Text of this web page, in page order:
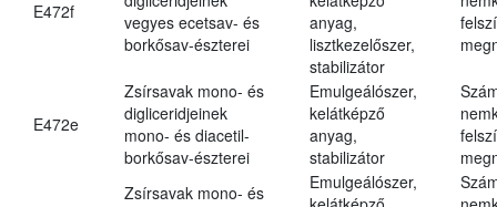
E472f
vegyes ecetsav- és
borkősav-észterei
anyag,
lisztkezelőszer,
stabilizátor
E472e
Zsírsavak mono- és
digliceridjeinek
mono- és diacetil-
borkősav-észterei
Emulgeálószer,
kelátképző
anyag,
stabilizátor
Zsírsavak mono- és
Emulgeálószer,